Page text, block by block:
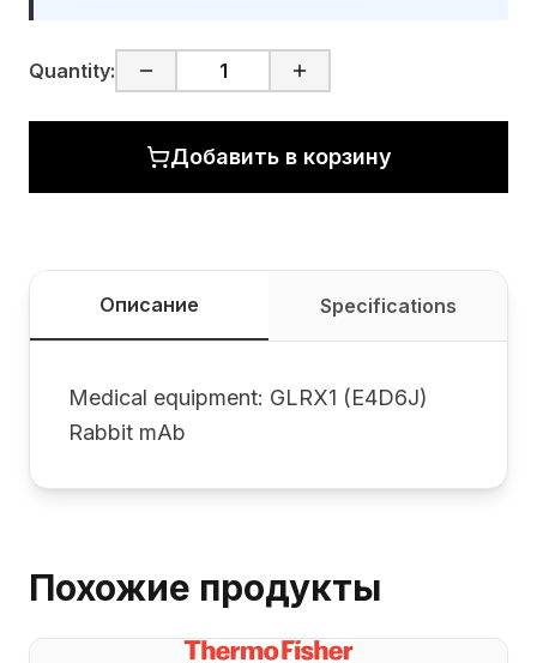
Quantity:
Добавить в корзину
Описание Specifications
Medical equipment: GLRX1 (E4D6J)
Rabbit mAb
Похожие продукты